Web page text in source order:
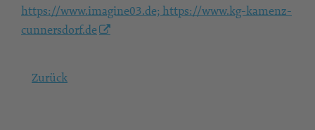
https://www.imagine03.de; https://www.kg-kamenz-
cunnersdorf.de
Zurück